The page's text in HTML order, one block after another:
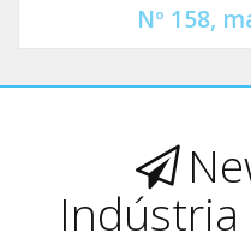
Nº 158,